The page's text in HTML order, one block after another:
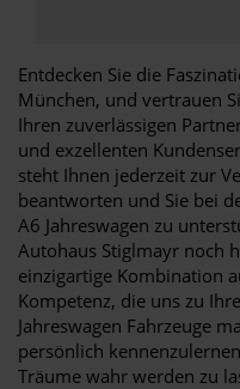
Entdecken Sie die
München, und vertrauen
Ihren zuverlässigen
und exzellenten
steht Ihnen jederzeit zur
beantworten und Sie bei
A6 Jahreswagen zu
Autohaus Stiglmayr noch
einzigartige Kombination
Kompetenz, die uns zu
Jahreswagen Fahrzeuge
persönlich
Träume wahr werden zu